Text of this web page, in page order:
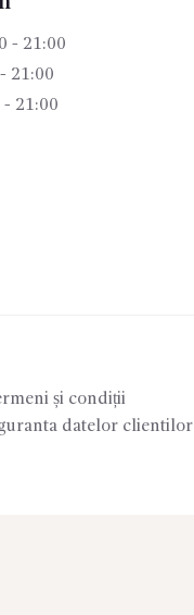
- 21:00
21:00
- 21:00
și condiții
datelor clientilor